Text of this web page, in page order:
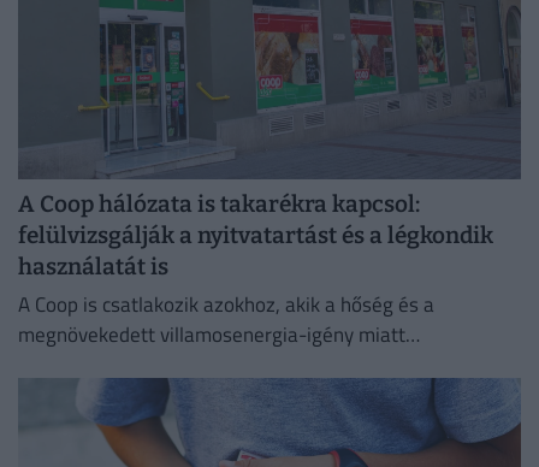
A Coop hálózata is takarékra kapcsol:
felülvizsgálják a nyitvatartást és a légkondik
használatát is
A Coop is csatlakozik azokhoz, akik a hőség és a
megnövekedett villamosenergia-igény miatt